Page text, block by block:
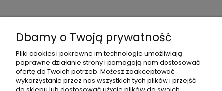
konto
i
dostawa
Dbamy o Twoją prywatność
Pliki cookies i pokrewne im technologie umożliwiają
poprawne działanie strony i pomagają nam dostosować
ofertę do Twoich potrzeb. Możesz zaakceptować
wykorzystanie przez nas wszystkich tych plików i przejść